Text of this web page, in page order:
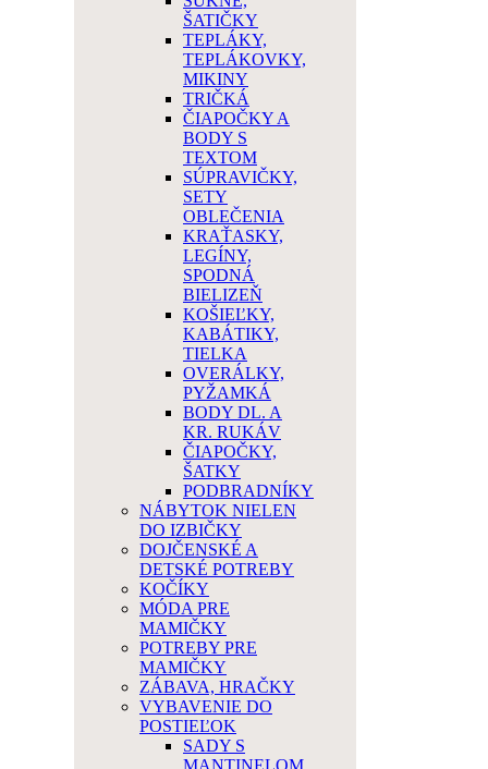
ŠATIČKY
TEPLÁKY,
TEPLÁKOVKY,
MIKINY
TRIČKÁ
ČIAPOČKY A
BODY S
TEXTOM
SÚPRAVIČKY,
SETY
OBLEČENIA
KRAŤASKY,
LEGÍNY,
SPODNÁ
BIELIZEŇ
KOŠIEĽKY,
KABÁTIKY,
TIELKA
OVERÁLKY,
PYŽAMKÁ
BODY DL. A
KR. RUKÁV
ČIAPOČKY,
ŠATKY
PODBRADNÍKY
NÁBYTOK NIELEN
DO IZBIČKY
DOJČENSKÉ A
DETSKÉ POTREBY
KOČÍKY
MÓDA PRE
MAMIČKY
POTREBY PRE
MAMIČKY
ZÁBAVA, HRAČKY
VYBAVENIE DO
POSTIEĽOK
SADY S